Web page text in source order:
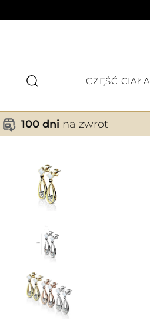
CZĘŚĆ CIAŁA
100 dni na zwrot